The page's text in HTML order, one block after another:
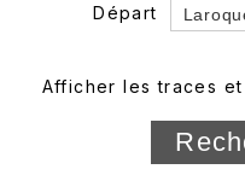
Départ
Département
Longueur min/max
Afficher les traces